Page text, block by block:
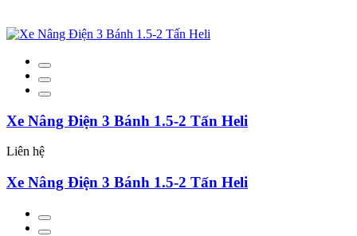
Xe Nâng Điện 3 Bánh 1.5-2 Tấn Heli
Liên hệ
Xe Nâng Điện 3 Bánh 1.5-2 Tấn Heli